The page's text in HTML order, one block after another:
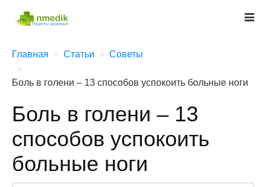
Главная Статьи Советы
Боль в голени – 13 способов успокоить больные ноги
Боль в голени – 13
способов успокоить
больные ноги